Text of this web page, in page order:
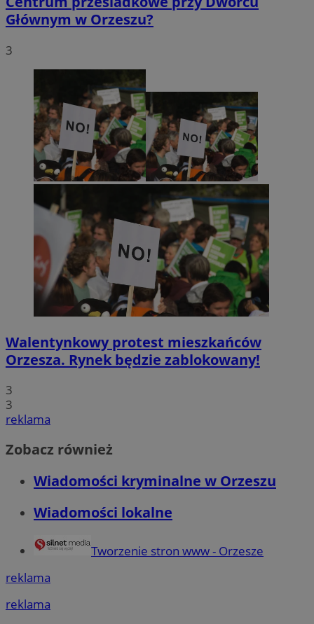
Głównym w Orzeszu?
3
Walentynkowy protest mieszkańców
Orzesza. Rynek będzie zablokowany!
3
3
reklama
Zobacz również
Wiadomości kryminalne w Orzeszu
Wiadomości lokalne
Tworzenie stron www - Orzesze
reklama
reklama